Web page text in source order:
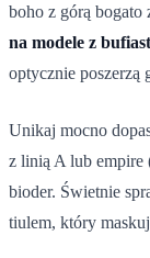
boho z górą bogato
na modele z
optycznie poszerzą
Unikaj mocno
z linią A lub empire
bioder. Świetnie
tiulem, który